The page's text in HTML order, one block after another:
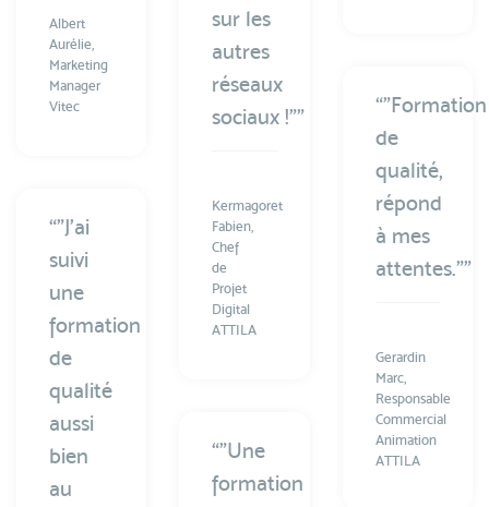
Albert
Aurélie,
Marketing
Manager
Vitec
sur les
autres
réseaux
sociaux !"”
Kermagoret
Fabien,
Chef
de
Projet
Digital
ATTILA
“"Formation
de
qualité,
répond
à mes
attentes."”
Gerardin
Marc,
Responsable
Commercial
Animation
ATTILA
“"J’ai
suivi
une
formation
de
qualité
aussi
bien
au
“"Une
formation